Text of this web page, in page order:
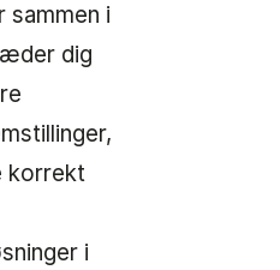
sammen i
dig
korrekt
i